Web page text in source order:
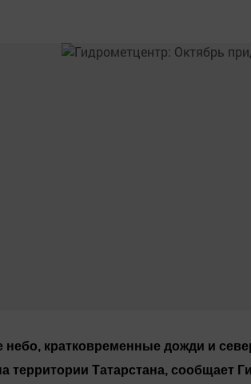
небо, кратковременные дожди и
территории Татарстана, сообщает